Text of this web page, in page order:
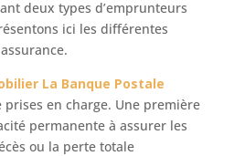
deux types d’emprunteurs
ici les différentes
La Banque Postale
en charge. Une première
permanente à assurer les
ou la perte totale